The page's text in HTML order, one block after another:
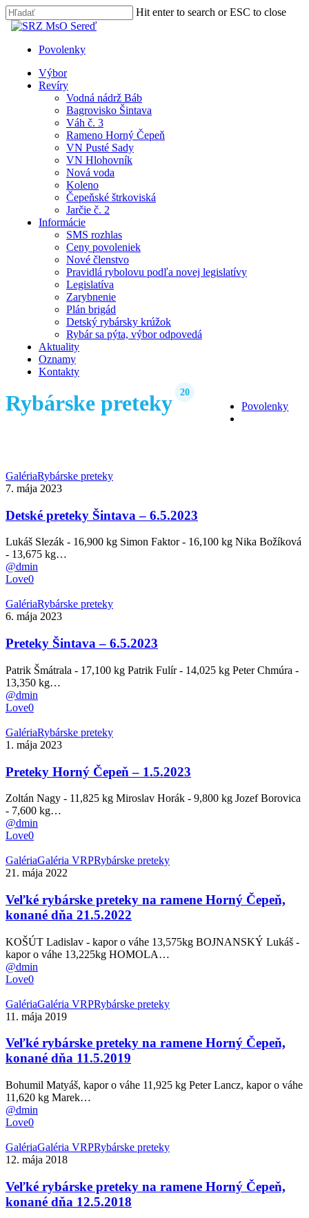
Skip
to
content
Hit enter to search or ESC to close
Close
Povolenky
search
Menu
Výbor
Revíry
Vodná nádrž Báb
Bagrovisko Šintava
Váh č. 3
Rameno Horný Čepeň
VN Pusté Sady
VN Hlohovník
Nová voda
Koleno
Čepeňské štrkoviská
Jarčie č. 2
Informácie
SMS rozhlas
Ceny povoleniek
Nové členstvo
Pravidlá rybolovu podľa novej legislatívy
Legislatíva
Zarybnenie
Plán brigád
Detský rybársky krúžok
Rybár sa pýta, výbor odpovedá
Aktuality
Oznamy
Kontakty
Povolenky
Rybárske preteky 20
Detské
preteky
–
6.5.2023
GalériaRybárske preteky
7. mája 2023
Detské preteky Šintava – 6.5.2023
Lukáš Slezák - 16,900 kg Simon Faktor - 16,100 kg Nika Božíková
- 13,675 kg…
@dmin
Love0
Preteky
Šintava
6.5.2023
GalériaRybárske preteky
6. mája 2023
Preteky Šintava – 6.5.2023
Patrik Šmátrala - 17,100 kg Patrik Fulír - 14,025 kg Peter Chmúra -
13,350 kg…
@dmin
Love0
Preteky
Horný
–
1.5.2023
GalériaRybárske preteky
1. mája 2023
Preteky Horný Čepeň – 1.5.2023
Zoltán Nagy - 11,825 kg Miroslav Horák - 9,800 kg Jozef Borovica
- 7,600 kg…
@dmin
Love0
Veľké
rybárske
na
ramene
Horný
Čepeň,
konané
dňa
21.5.2022
GalériaGaléria VRPRybárske preteky
21. mája 2022
Veľké rybárske preteky na ramene Horný Čepeň,
konané dňa 21.5.2022
KOŠÚT Ladislav - kapor o váhe 13,575kg BOJNANSKÝ Lukáš -
kapor o váhe 13,225kg HOMOLA…
@dmin
Love0
Veľké
rybárske
na
ramene
Horný
konané
dňa
11.5.2019
GalériaGaléria VRPRybárske preteky
11. mája 2019
Veľké rybárske preteky na ramene Horný Čepeň,
konané dňa 11.5.2019
Bohumil Matyáš, kapor o váhe 11,925 kg Peter Lancz, kapor o váhe
11,620 kg Marek…
@dmin
Love0
Veľké
rybárske
na
ramene
Horný
GalériaGaléria VRPRybárske preteky
12. mája 2018
Veľké rybárske preteky na ramene Horný Čepeň,
konané dňa 12.5.2018